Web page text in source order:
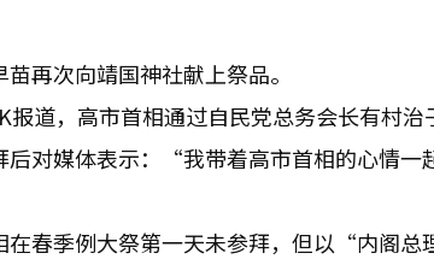
再次向靖国神社献上祭品。
报道，高市首相通过自民党总务会长有村
后对媒体表示：“我带着高市首相的心情
在春季例大祭第一天未参拜，但以“内阁